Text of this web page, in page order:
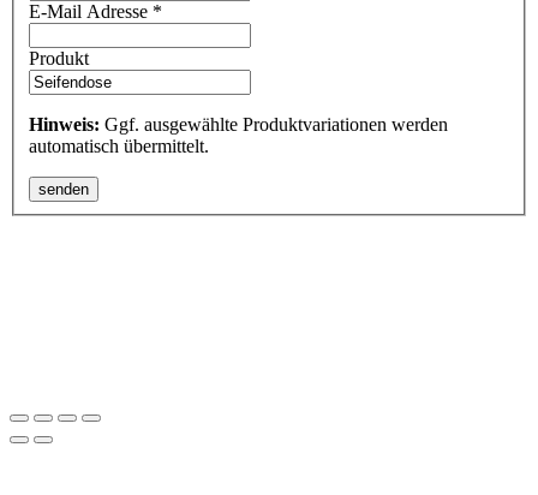
E-Mail Adresse *
Produkt
Hinweis: Ggf. ausgewählte Produktvariationen werden
automatisch übermittelt.